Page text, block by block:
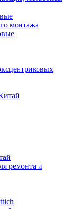
монтажа
ремонта и